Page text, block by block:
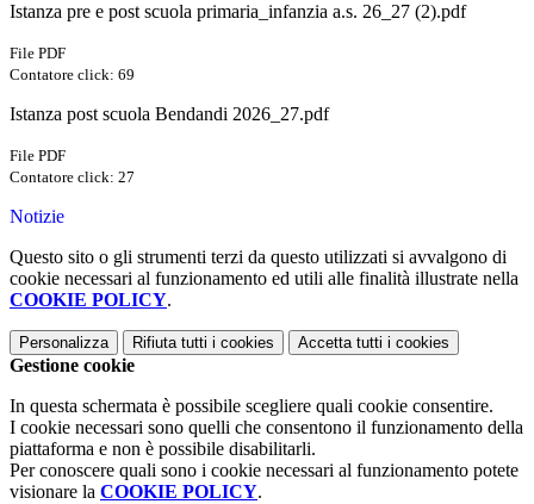
Istanza pre e post scuola primaria_infanzia a.s. 26_27 (2).pdf
File PDF
Contatore click: 69
Istanza post scuola Bendandi 2026_27.pdf
File PDF
Contatore click: 27
Notizie
Questo sito o gli strumenti terzi da questo utilizzati si avvalgono di
cookie necessari al funzionamento ed utili alle finalità illustrate nella
COOKIE POLICY.
Personalizza Rifiuta tutti i cookies Accetta tutti i cookies
Gestione cookie
In questa schermata è possibile scegliere quali cookie consentire.
I cookie necessari sono quelli che consentono il funzionamento della
piattaforma e non è possibile disabilitarli.
Per conoscere quali sono i cookie necessari al funzionamento potete
visionare la COOKIE POLICY.